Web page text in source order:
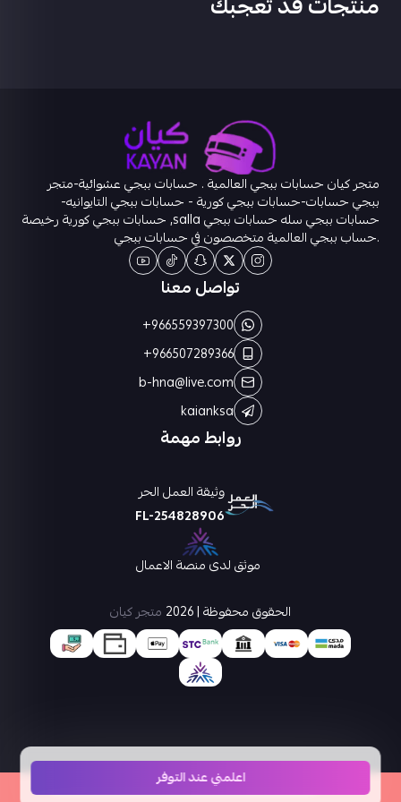
اعلمني عند التوفر
متجر كيان حسابات ببجي العالمية . حسابات ببجي عشوائية-متجر
ببجي حسابات-حسابات ببجي كورية - حسابات ببجي التايوانيه-
حسابات ببجي سله حسابات ببجي salla, حسابات ببجي كورية رخيصة
.حساب ببجي العالمية متخصصون في حسابات ببجي
روابط مهمة
تواصل معنا
+966559397300
+966507289366
b-hna@live.com
kaianksa
وثيقة العمل الحر
FL-254828906
موثق لدى منصة الاعمال
الحقوق محفوظة | 2026
متجر كيان